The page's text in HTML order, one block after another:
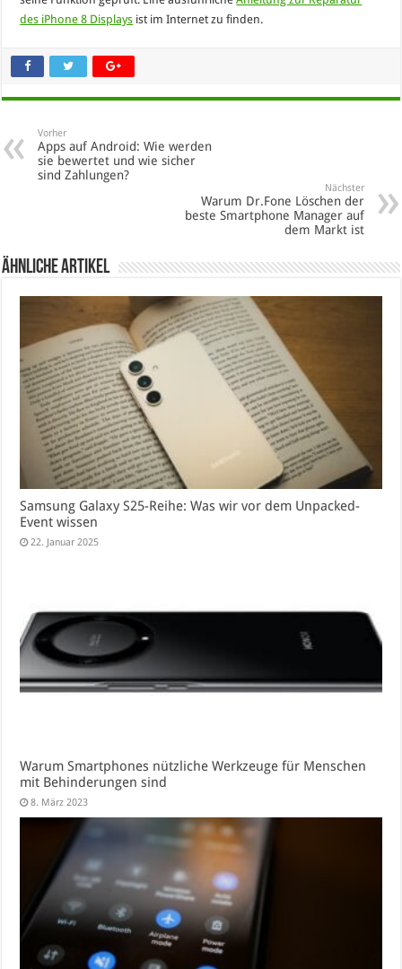
des iPhone 8 Displays ist im Internet zu finden.
Vorher
Apps auf Android: Wie werden
sie bewertet und wie sicher
sind Zahlungen?
Nächster
Warum Dr.Fone Löschen der
beste Smartphone Manager auf
dem Markt ist
Ähnliche Artikel
Samsung Galaxy S25-Reihe: Was wir vor dem Unpacked-
Event wissen
22. Januar 2025
Warum Smartphones nützliche Werkzeuge für Menschen
mit Behinderungen sind
8. März 2023